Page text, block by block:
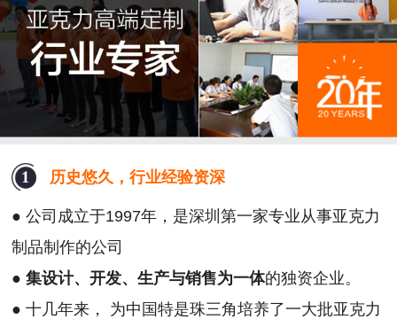
历史悠久，行业经验资深
● 公司成立于1997年，是深圳第一家专业从事亚克力
制品制作的公司
●集设计、开发、生产与销售为一体的独资企业。
● 十几年来， 为中国特是珠三角培养了一大批亚克力